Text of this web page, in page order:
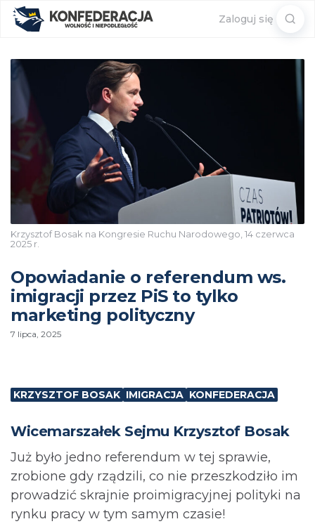
Zaloguj się
Krzysztof Bosak na Kongresie Ruchu Narodowego, 14 czerwca
2025 r.
Opowiadanie o referendum ws.
imigracji przez PiS to tylko
marketing polityczny
7 lipca, 2025
KRZYSZTOF BOSAK IMIGRACJA KONFEDERACJA
Wicemarszałek Sejmu Krzysztof Bosak
Już było jedno referendum w tej sprawie,
zrobione gdy rządzili, co nie przeszkodziło im
prowadzić skrajnie proimigracyjnej polityki na
rynku pracy w tym samym czasie!